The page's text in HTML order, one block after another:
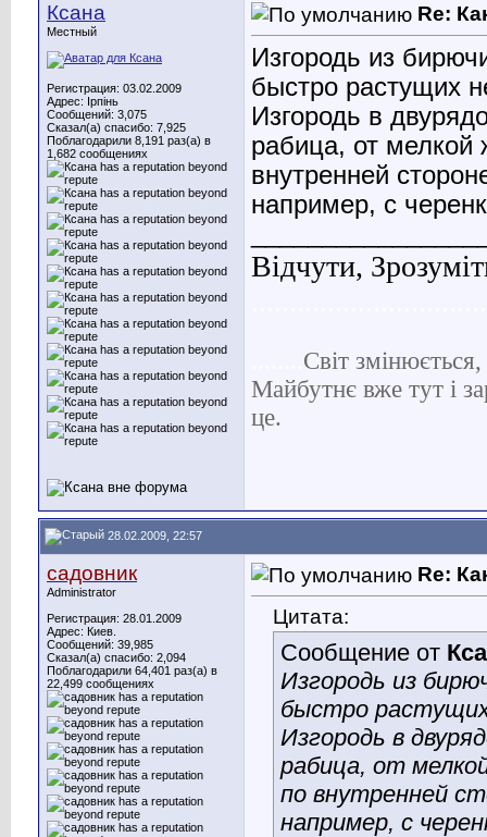
Ксана
Местный
Регистрация: 03.02.2009
Адрес: Ірпінь
Сообщений: 3,075
Сказал(а) спасибо: 7,925
Поблагодарили 8,191 раз(а) в
1,682 сообщениях
Re:
Изгородь из
быстро растущих
Изгородь в
рабица, от мелкой
внутренней
например, с
Відчути,
Світ
Майбутнє вже тут і
це.
28.02.2009, 22:57
садовник
Administrator
Регистрация: 28.01.2009
Адрес: Киев.
Сообщений: 39,985
Сказал(а) спасибо: 2,094
Поблагодарили 64,401 раз(а) в
22,499 сообщениях
Re:
Цитата:
Сообщение от
Изгородь из
быстро
Изгородь в
рабица, от
по внутренней
например, с